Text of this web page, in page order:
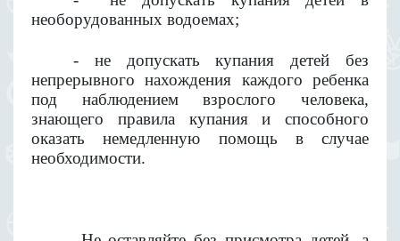
необорудованных водоемах;
- не допускать купания детей без
непрерывного нахождения каждого ребенка
под наблюдением взрослого человека,
знающего правила купания и способного
оказать немедленную помощь в случае
необходимости.